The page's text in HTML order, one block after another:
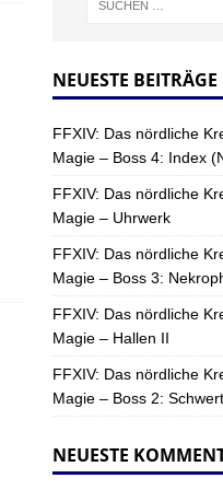
NEUESTE BEITRÄGE
FFXIV: Das nördliche
Magie – Boss 4: Index
FFXIV: Das nördliche
Magie – Uhrwerk
FFXIV: Das nördliche
Magie – Boss 3:
FFXIV: Das nördliche
Magie – Hallen II
FFXIV: Das nördliche
Magie – Boss 2:
NEUESTE